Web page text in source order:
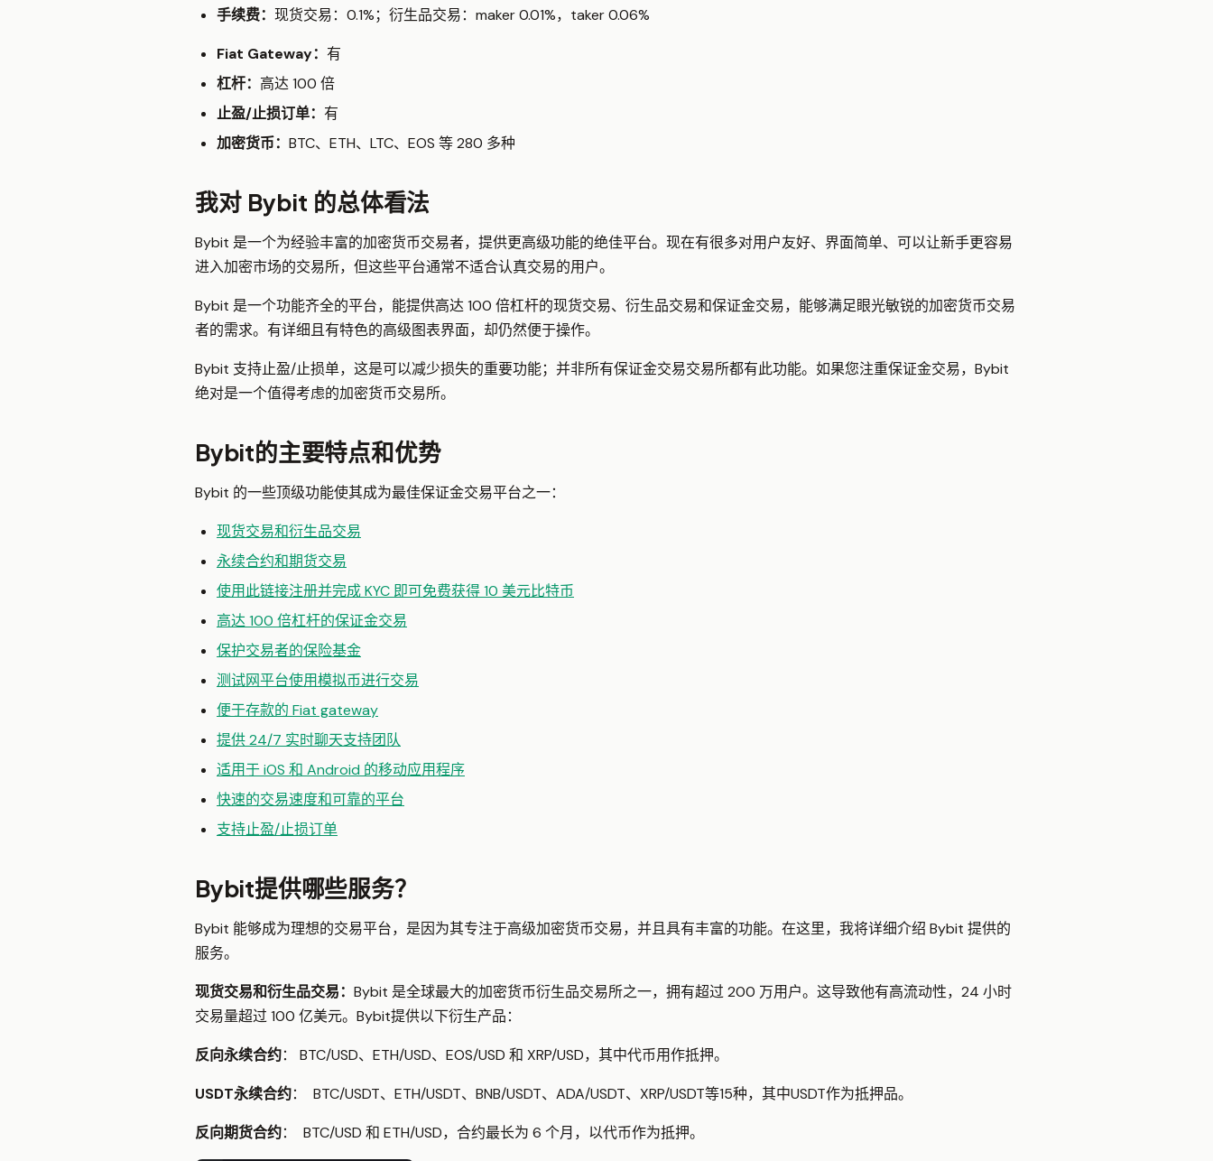
手续费： 现货交易：0.1%；衍生品交易：maker 0.01%，taker 0.06%
Fiat Gateway： 有
杠杆： 高达 100 倍
止盈/止损订单： 有
加密货币： BTC、ETH、LTC、EOS 等 280 多种
我对 Bybit 的总体看法
Bybit 是一个为经验丰富的加密货币交易者，提供更高级功能的绝佳平台。现在有很多对用户友好、界面简单、可以让新手更容易
进入加密市场的交易所，但这些平台通常不适合认真交易的用户。
Bybit 是一个功能齐全的平台，能提供高达 100 倍杠杆的现货交易、衍生品交易和保证金交易，能够满足眼光敏锐的加密货币交易
者的需求。有详细且有特色的高级图表界面，却仍然便于操作。
Bybit 支持止盈/止损单，这是可以减少损失的重要功能；并非所有保证金交易交易所都有此功能。如果您注重保证金交易，Bybit
绝对是一个值得考虑的加密货币交易所。
Bybit的主要特点和优势
Bybit 的一些顶级功能使其成为最佳保证金交易平台之一：
现货交易和衍生品交易
永续合约和期货交易
使用此链接注册并完成 KYC 即可免费获得 10 美元比特币
高达 100 倍杠杆的保证金交易
保护交易者的保险基金
测试网平台使用模拟币进行交易
便于存款的 Fiat gateway
提供 24/7 实时聊天支持团队
适用于 iOS 和 Android 的移动应用程序
快速的交易速度和可靠的平台
支持止盈/止损订单
Bybit提供哪些服务？
Bybit 能够成为理想的交易平台，是因为其专注于高级加密货币交易，并且具有丰富的功能。在这里，我将详细介绍 Bybit 提供的
服务。
现货交易和衍生品交易： Bybit 是全球最大的加密货币衍生品交易所之一，拥有超过 200 万用户。这导致他有高流动性，24 小时
交易量超过 100 亿美元。Bybit提供以下衍生产品：
反向永续合约： BTC/USD、ETH/USD、EOS/USD 和 XRP/USD，其中代币用作抵押。
USDT永续合约： BTC/USDT、ETH/USDT、BNB/USDT、ADA/USDT、XRP/USDT等15种，其中USDT作为抵押品。
反向期货合约： BTC/USD 和 ETH/USD，合约最长为 6 个月，以代币作为抵押。